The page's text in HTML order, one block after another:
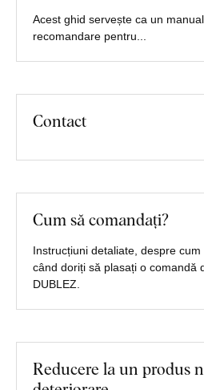
Acest ghid servește ca un
recomandare pentru...
Contact
Cum să comandați?
Instrucțiuni detaliate, despre
când doriți să plasați o comandă
DUBLEZ.
Reducere la un produs